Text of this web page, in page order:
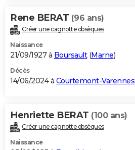
Rene BERAT (96 ans)
Créer une cagnotte obsèques
Naissance
21/09/1927 à Boursault(Marne)
Décès
14/06/2024 à Courtemont-Varennes
Henriette BERAT (100 ans)
Créer une cagnotte obsèques
Naissance